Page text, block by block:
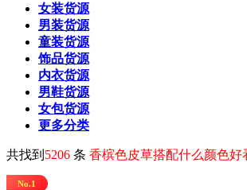
女装货源
男装货源
童装货源
饰品货源
内衣货源
男鞋货源
女包货源
更多分类
共找到 5206 条 香槟色皮草搭配什么颜色好
No.1